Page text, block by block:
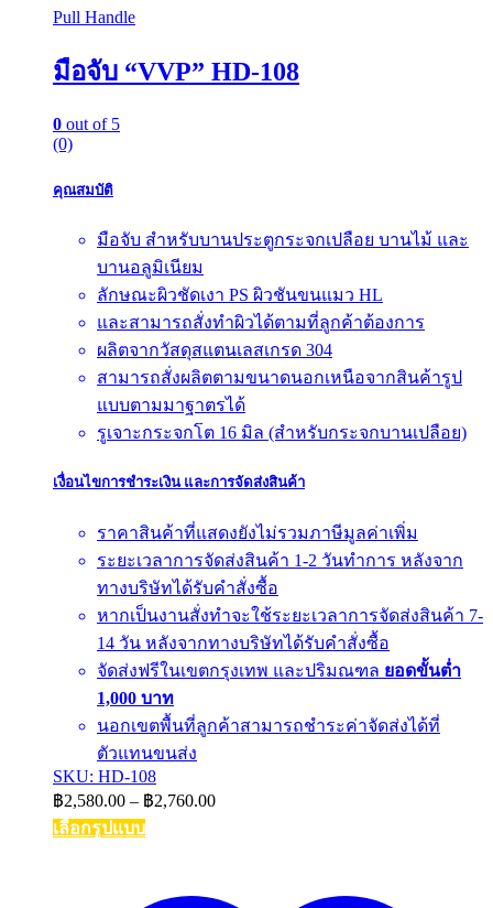
Pull Handle
มือจับ “VVP” HD-108
0 out of 5
(0)
คุณสมบัติ
มือจับ สำหรับบานประตูกระจกเปลือย บานไม้ และ
บานอลูมิเนียม
ลักษณะผิวชัดเงา PS ผิวชันขนแมว HL
และสามารถสั่งทำผิวได้ตามที่ลูกค้าต้องการ
ผลิตจากวัสดุสแตนเลสเกรด 304
สามารถสั่งผลิตตามขนาดนอกเหนือจากสินค้ารูป
แบบตามมาฐาตรได้
รูเจาะกระจกโต 16 มิล (สำหรับกระจกบานเปลือย)
เงื่อนไขการชำระเงิน และการจัดส่งสินค้า
ราคาสินค้าที่แสดงยังไม่รวมภาษีมูลค่าเพิ่ม
ระยะเวลาการจัดส่งสินค้า 1-2 วันทำการ หลังจาก
ทางบริษัทได้รับคำสั่งซื้อ
หากเป็นงานสั่งทำจะใช้ระยะเวลาการจัดส่งสินค้า 7-
14 วัน หลังจากทางบริษัทได้รับคำสั่งซื้อ
จัดส่งฟรีในเขตกรุงเทพ และปริมณฑล ยอดขั้นต่ำ
1,000 บาท
นอกเขตพื้นที่ลูกค้าสามารถชำระค่าจัดส่งได้ที่
ตัวแทนขนส่ง
SKU: HD-108
฿2,580.00 – ฿2,760.00Price
เลือกรูปแบบ